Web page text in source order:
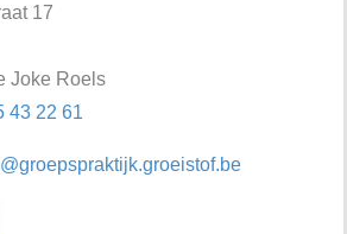
17
Joke Roels
43 22 61